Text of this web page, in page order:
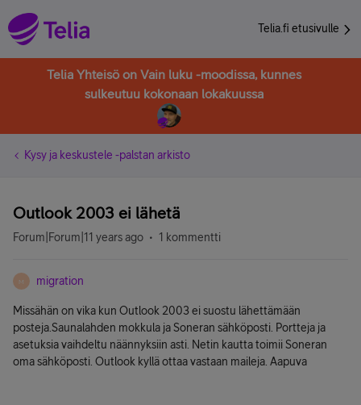
Telia.fi etusivulle
Telia Yhteisö on Vain luku -moodissa, kunnes
sulkeutuu kokonaan lokakuussa
Kysy ja keskustele -palstan arkisto
Outlook 2003 ei lähetä
Forum|Forum|11 years ago 1 kommentti
M migration
Missähän on vika kun Outlook 2003 ei suostu lähettämään
posteja.Saunalahden mokkula ja Soneran sähköposti. Portteja ja
asetuksia vaihdeltu näännyksiin asti. Netin kautta toimii Soneran
oma sähköposti. Outlook kyllä ottaa vastaan maileja. Aapuva